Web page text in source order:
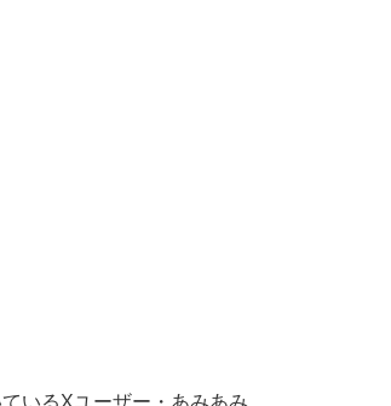
いるXユーザー・あみあみ